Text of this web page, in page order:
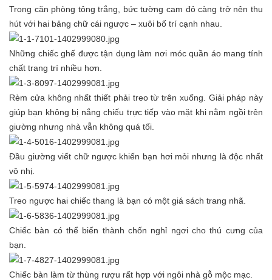
Trong căn phòng tông trắng, bức tường cam đỏ càng trở nên thu
hút với hai bảng chữ cái ngược – xuôi bố trí cạnh nhau.
Những chiếc ghế được tận dụng làm nơi móc quần áo mang tính
chất trang trí nhiều hơn.
Rèm cửa không nhất thiết phải treo từ trên xuống. Giải pháp này
giúp bạn không bị nắng chiếu trực tiếp vào mặt khi nằm ngồi trên
giường nhưng nhà vẫn không quá tối.
Đầu giường viết chữ ngược khiến bạn hơi mỏi nhưng là độc nhất
vô nhị.
Treo ngược hai chiếc thang là bạn có một giá sách trang nhã.
Chiếc bàn có thể biến thành chốn nghỉ ngơi cho thú cưng của
bạn.
Chiếc bàn làm từ thùng rượu rất hợp với ngôi nhà gỗ mộc mạc.